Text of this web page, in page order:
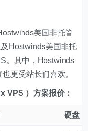
美国非托管
Hostwinds美国非托
。其中，Hostwinds
更受站长们喜欢。
VPS ）方案报价：
硬盘